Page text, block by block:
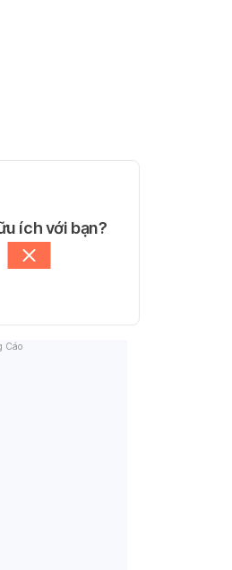
ích với bạn?
Cáo